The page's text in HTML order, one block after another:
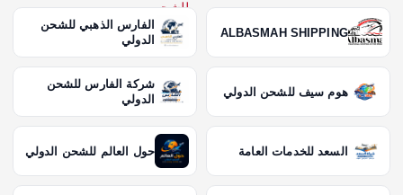
ALBASMAH SHIPPING
الفارس الذهبي للشحن
الدولي
هوم سيف للشحن الدولي
شركة الفارس للشحن
الدولي
السعد للخدمات العامة حول العالم للشحن الدولي